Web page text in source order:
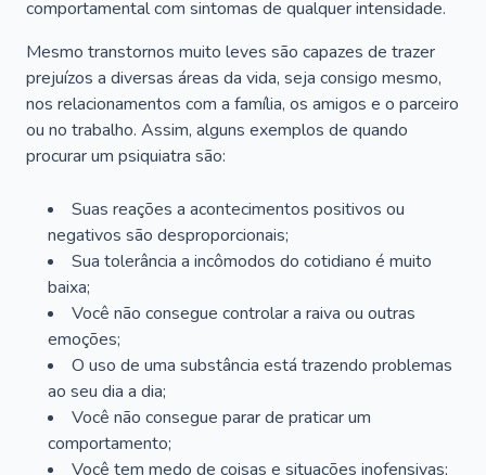
comportamental com sintomas de qualquer intensidade.
Mesmo transtornos muito leves são capazes de trazer
prejuízos a diversas áreas da vida, seja consigo mesmo,
nos relacionamentos com a família, os amigos e o parceiro
ou no trabalho. Assim, alguns exemplos de quando
procurar um psiquiatra são:
Suas reações a acontecimentos positivos ou
negativos são desproporcionais;
Sua tolerância a incômodos do cotidiano é muito
baixa;
Você não consegue controlar a raiva ou outras
emoções;
O uso de uma substância está trazendo problemas
ao seu dia a dia;
Você não consegue parar de praticar um
comportamento;
Você tem medo de coisas e situações inofensivas;